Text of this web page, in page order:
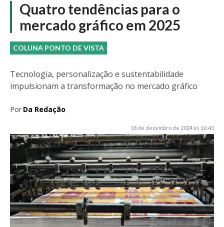
Quatro tendências para o
mercado gráfico em 2025
COLUNA PONTO DE VISTA
Tecnologia, personalização e sustentabilidade
impulsionam a transformação no mercado gráfico
Por Da Redação
18 de dezembro de 2024 às 16:43